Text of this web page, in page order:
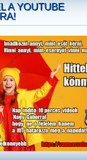
A YOUTUBE